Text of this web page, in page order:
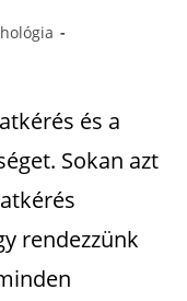
és a
Sokan azt
rendezzünk